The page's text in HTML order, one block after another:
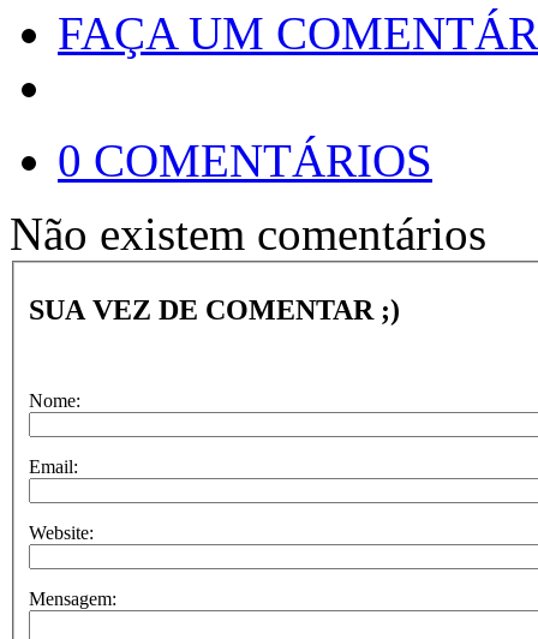
FAÇA UM
0 COMENTÁRIOS
Não existem comentários
SUA VEZ DE COMENTAR ;)
Nome:
Email:
Website:
Mensagem: